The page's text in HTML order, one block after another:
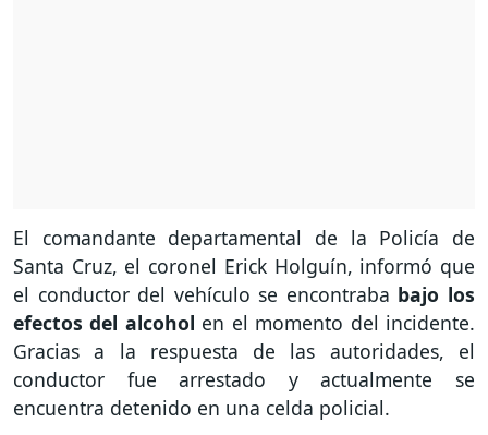
El comandante departamental de la Policía de
Santa Cruz, el coronel Erick Holguín, informó que
el conductor del vehículo se encontraba bajo los
efectos del alcohol en el momento del incidente.
Gracias a la respuesta de las autoridades, el
conductor fue arrestado y actualmente se
encuentra detenido en una celda policial.